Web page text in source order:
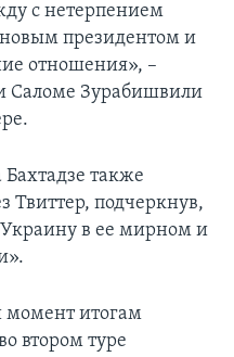
с нетерпением
президентом и
отношения», –
Саломе Зурабишвили
также
Твиттер, подчеркнув,
Украину в ее мирном и
итогам
втором туре